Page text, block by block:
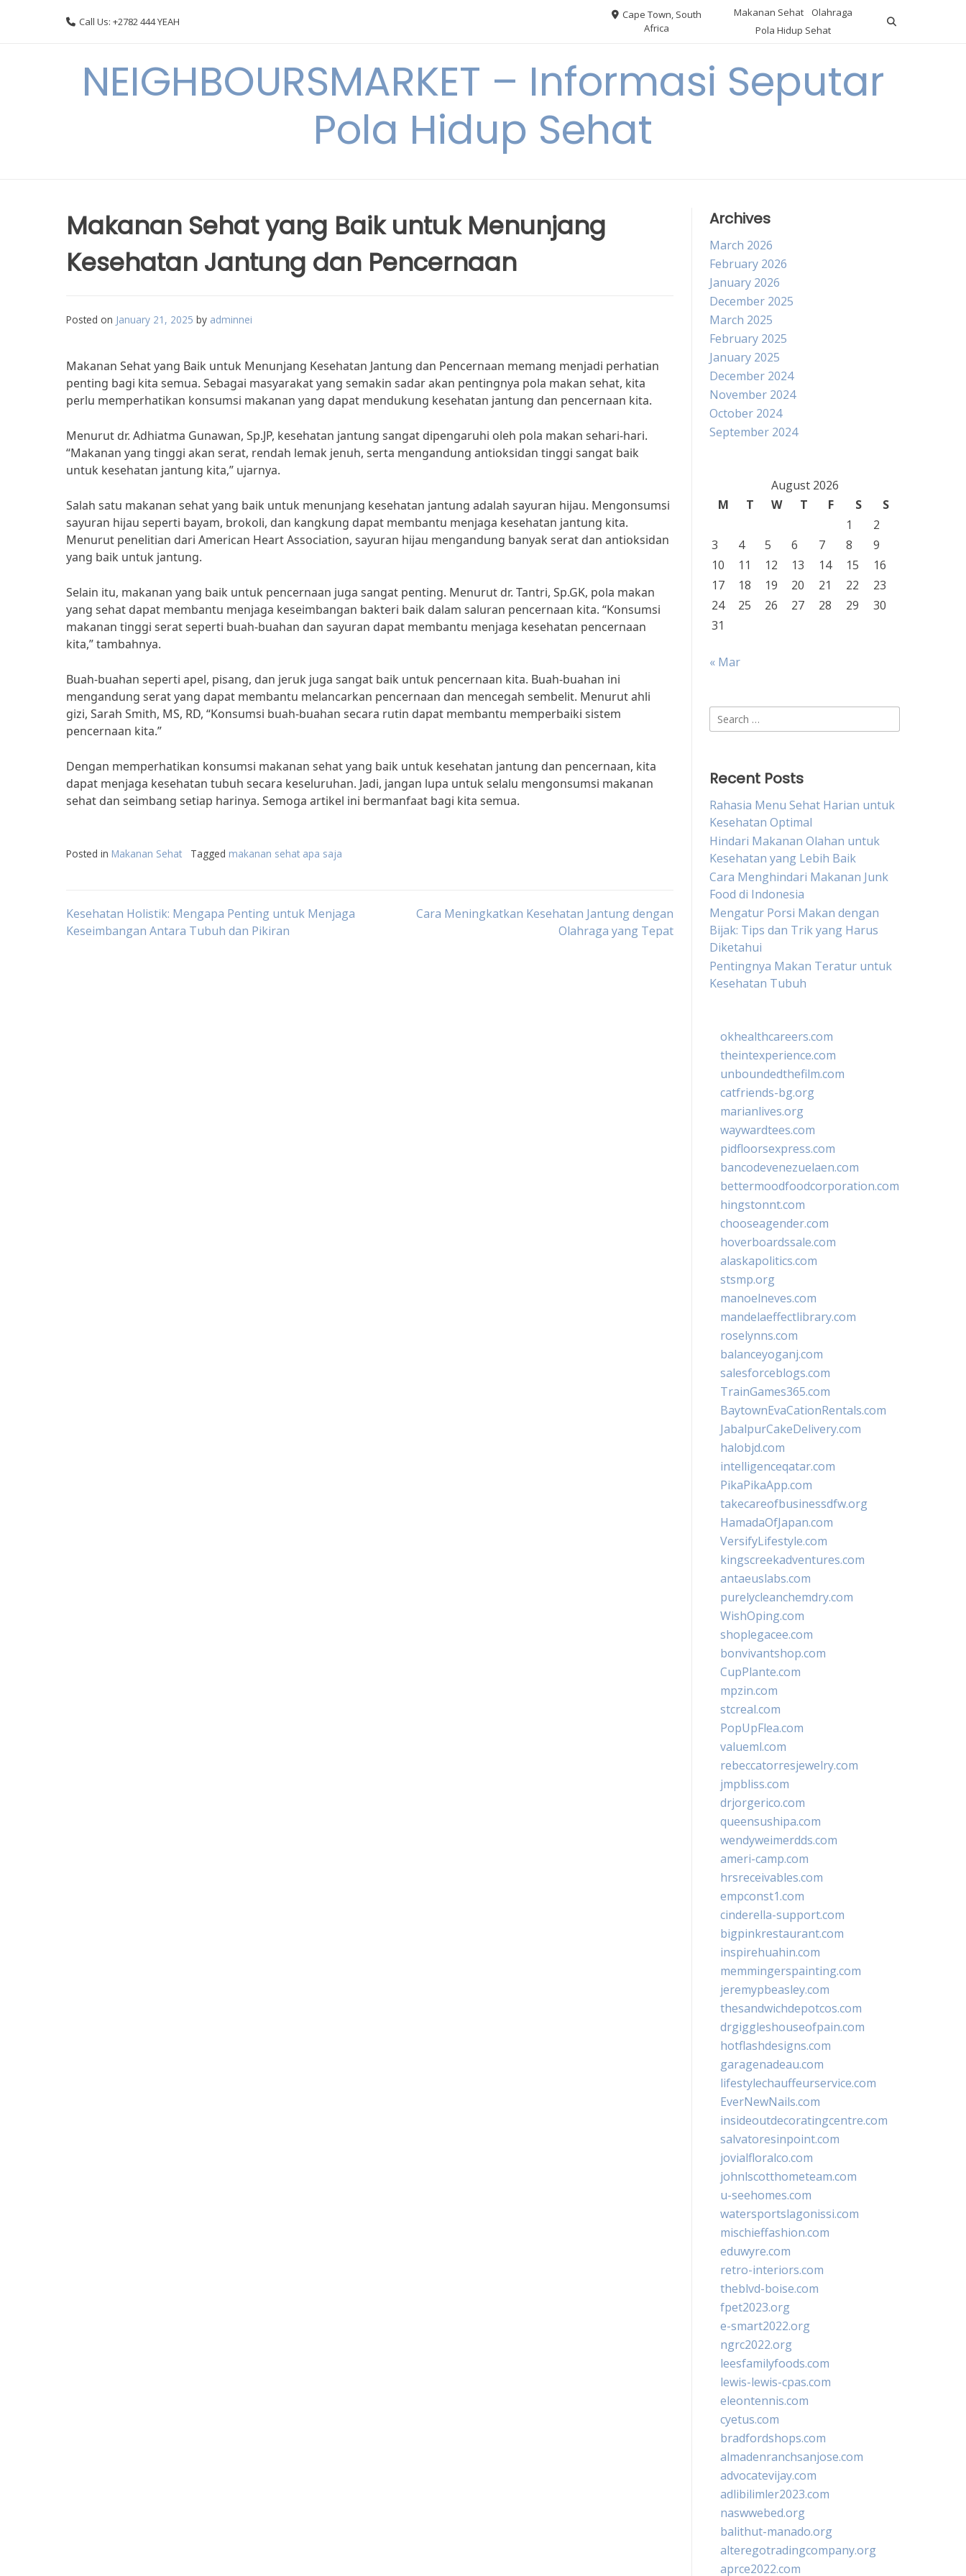
Call Us: +2782 444 YEAH
Cape Town, South
Africa
Makanan Sehat
Olahraga
Pola Hidup Sehat
NEIGHBOURSMARKET – Informasi Seputar
Pola Hidup Sehat
Makanan Sehat yang Baik untuk Menunjang
Kesehatan Jantung dan Pencernaan
Posted on January 21, 2025 by adminnei
Makanan Sehat yang Baik untuk Menunjang Kesehatan Jantung dan Pencernaan memang menjadi perhatian
penting bagi kita semua. Sebagai masyarakat yang semakin sadar akan pentingnya pola makan sehat, kita
perlu memperhatikan konsumsi makanan yang dapat mendukung kesehatan jantung dan pencernaan kita.
Menurut dr. Adhiatma Gunawan, Sp.JP, kesehatan jantung sangat dipengaruhi oleh pola makan sehari-hari.
“Makanan yang tinggi akan serat, rendah lemak jenuh, serta mengandung antioksidan tinggi sangat baik
untuk kesehatan jantung kita,” ujarnya.
Salah satu makanan sehat yang baik untuk menunjang kesehatan jantung adalah sayuran hijau. Mengonsumsi
sayuran hijau seperti bayam, brokoli, dan kangkung dapat membantu menjaga kesehatan jantung kita.
Menurut penelitian dari American Heart Association, sayuran hijau mengandung banyak serat dan antioksidan
yang baik untuk jantung.
Selain itu, makanan yang baik untuk pencernaan juga sangat penting. Menurut dr. Tantri, Sp.GK, pola makan
yang sehat dapat membantu menjaga keseimbangan bakteri baik dalam saluran pencernaan kita. “Konsumsi
makanan tinggi serat seperti buah-buahan dan sayuran dapat membantu menjaga kesehatan pencernaan
kita,” tambahnya.
Buah-buahan seperti apel, pisang, dan jeruk juga sangat baik untuk pencernaan kita. Buah-buahan ini
mengandung serat yang dapat membantu melancarkan pencernaan dan mencegah sembelit. Menurut ahli
gizi, Sarah Smith, MS, RD, “Konsumsi buah-buahan secara rutin dapat membantu memperbaiki sistem
pencernaan kita.”
Dengan memperhatikan konsumsi makanan sehat yang baik untuk kesehatan jantung dan pencernaan, kita
dapat menjaga kesehatan tubuh secara keseluruhan. Jadi, jangan lupa untuk selalu mengonsumsi makanan
sehat dan seimbang setiap harinya. Semoga artikel ini bermanfaat bagi kita semua.
Posted in Makanan Sehat Tagged makanan sehat apa saja
Post
Kesehatan Holistik: Mengapa Penting untuk Menjaga
Keseimbangan Antara Tubuh dan Pikiran
Cara Meningkatkan Kesehatan Jantung dengan
Olahraga yang Tepat
Archives
March 2026
February 2026
January 2026
December 2025
March 2025
February 2025
January 2025
December 2024
November 2024
October 2024
September 2024
August 2026
M
T W T F S
S
1
2
3
4 5 6 7 8
9
10
11 12 13 14 15
16
17
18 19 20 21 22
23
24
25 26 27 28 29
30
31
« Mar
Search
for:
Recent Posts
Rahasia Menu Sehat Harian untuk
Kesehatan Optimal
Hindari Makanan Olahan untuk
Kesehatan yang Lebih Baik
Cara Menghindari Makanan Junk
Food di Indonesia
Mengatur Porsi Makan dengan
Bijak: Tips dan Trik yang Harus
Diketahui
Pentingnya Makan Teratur untuk
Kesehatan Tubuh
okhealthcareers.com
theintexperience.com
unboundedthefilm.com
catfriends-bg.org
marianlives.org
waywardtees.com
pidfloorsexpress.com
bancodevenezuelaen.com
bettermoodfoodcorporation.com
hingstonnt.com
chooseagender.com
hoverboardssale.com
alaskapolitics.com
stsmp.org
manoelneves.com
mandelaeffectlibrary.com
roselynns.com
balanceyoganj.com
salesforceblogs.com
TrainGames365.com
BaytownEvaCationRentals.com
JabalpurCakeDelivery.com
halobjd.com
intelligenceqatar.com
PikaPikaApp.com
takecareofbusinessdfw.org
HamadaOfJapan.com
VersifyLifestyle.com
kingscreekadventures.com
antaeuslabs.com
purelycleanchemdry.com
WishOping.com
shoplegacee.com
bonvivantshop.com
CupPlante.com
mpzin.com
stcreal.com
PopUpFlea.com
valueml.com
rebeccatorresjewelry.com
jmpbliss.com
drjorgerico.com
queensushipa.com
wendyweimerdds.com
ameri-camp.com
hrsreceivables.com
empconst1.com
cinderella-support.com
bigpinkrestaurant.com
inspirehuahin.com
memmingerspainting.com
jeremypbeasley.com
thesandwichdepotcos.com
drgiggleshouseofpain.com
hotflashdesigns.com
garagenadeau.com
lifestylechauffeurservice.com
EverNewNails.com
insideoutdecoratingcentre.com
salvatoresinpoint.com
jovialfloralco.com
johnlscotthometeam.com
u-seehomes.com
watersportslagonissi.com
mischieffashion.com
eduwyre.com
retro-interiors.com
theblvd-boise.com
fpet2023.org
e-smart2022.org
ngrc2022.org
leesfamilyfoods.com
lewis-lewis-cpas.com
eleontennis.com
cyetus.com
bradfordshops.com
almadenranchsanjose.com
advocatevijay.com
adlibilimler2023.com
naswwebed.org
balithut-manado.org
alteregotradingcompany.org
aprce2022.com